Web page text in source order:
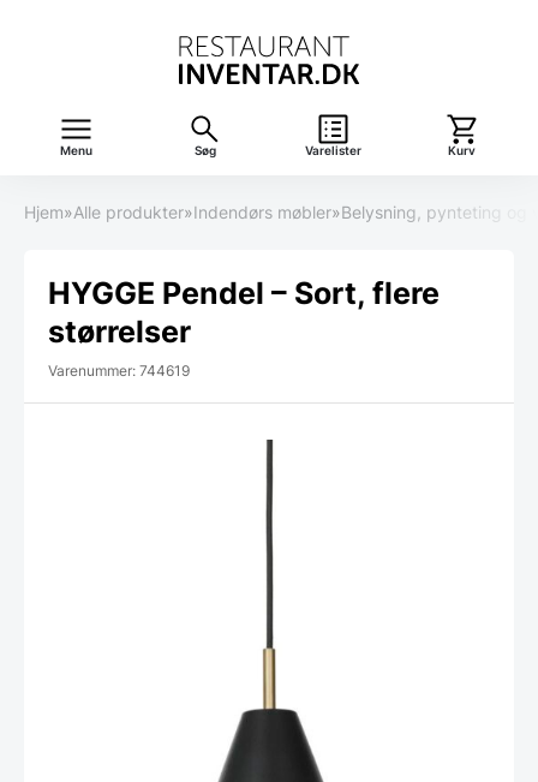
Menu Søg Varelister Kurv
Hjem»Alle produkter»Indendørs møbler»Belysning, pynteting og
HYGGE Pendel – Sort, flere
størrelser
Varenummer: 744619